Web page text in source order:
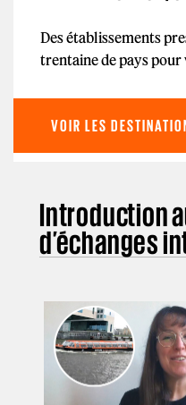
Des établissements
trentaine de pays
VOIR LES
Introduction
d’échanges